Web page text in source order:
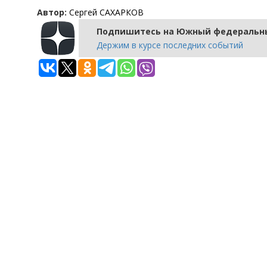
Автор: Сергей САХАРКОВ
Подпишитесь на Южный
Держим в курсе последних событий